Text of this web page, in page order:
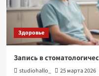
Здоровье
Запись в
studiohallo_ 25 марта 2026